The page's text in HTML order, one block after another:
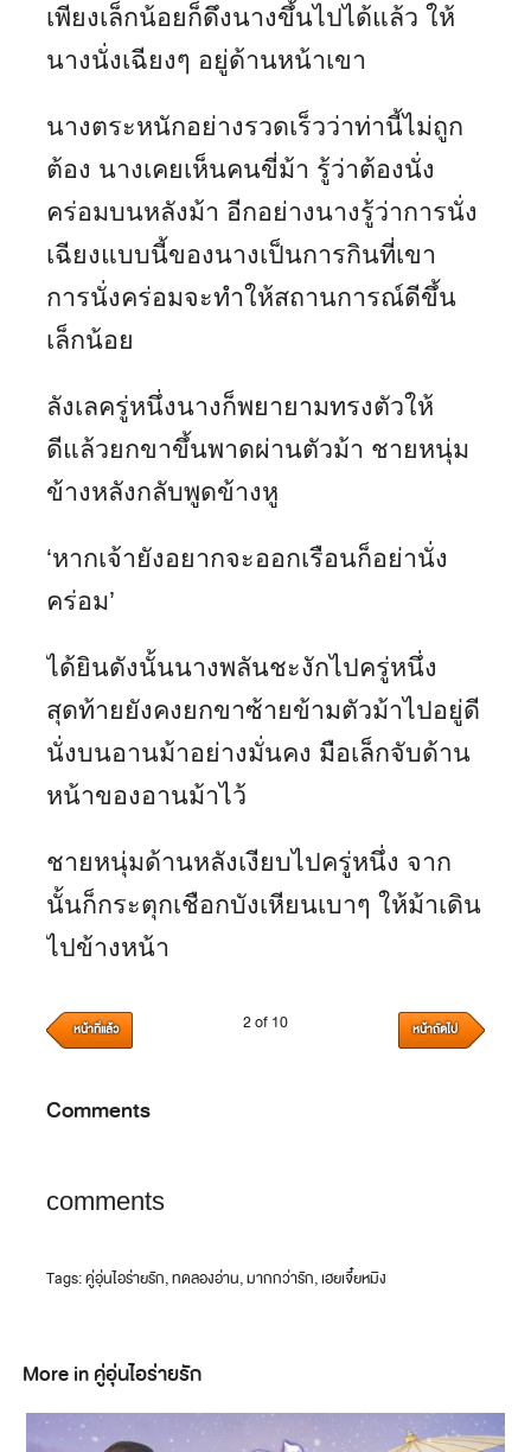
เพียงเล็กน้อยก็ดึงนางขึ้นไปได้แล้ว ให้
นางนั่งเฉียงๆ อยู่ด้านหน้าเขา
นางตระหนักอย่างรวดเร็วว่าท่านี้ไม่ถูก
ต้อง นางเคยเห็นคนขี่ม้า รู้ว่าต้องนั่ง
คร่อมบนหลังม้า อีกอย่างนางรู้ว่าการนั่ง
เฉียงแบบนี้ของนางเป็นการกินที่เขา
การนั่งคร่อมจะทำให้สถานการณ์ดีขึ้น
เล็กน้อย
ลังเลครู่หนึ่งนางก็พยายามทรงตัวให้
ดีแล้วยกขาขึ้นพาดผ่านตัวม้า ชายหนุ่ม
ข้างหลังกลับพูดข้างหู
‘หากเจ้ายังอยากจะออกเรือนก็อย่านั่ง
คร่อม’
ได้ยินดังนั้นนางพลันชะงักไปครู่หนึ่ง
สุดท้ายยังคงยกขาซ้ายข้ามตัวม้าไปอยู่ดี
นั่งบนอานม้าอย่างมั่นคง มือเล็กจับด้าน
หน้าของอานม้าไว้
ชายหนุ่มด้านหลังเงียบไปครู่หนึ่ง จาก
นั้นก็กระตุกเชือกบังเหียนเบาๆ ให้ม้าเดิน
ไปข้างหน้า
หน้าที่แล้ว 2 of 10 หน้าถัดไป
Comments
comments
Tags:คู่อุ่นไอร่ายรัก,ทดลองอ่าน,มากกว่ารัก,เฮยเจี๋ยหมิง
More in คู่อุ่นไอร่ายรัก